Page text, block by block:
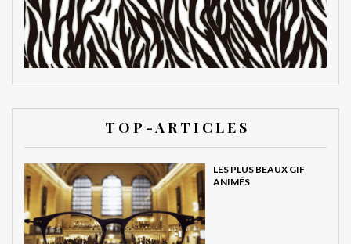
T O P - A R T I C L E S
LES PLUS BEAUX GIF
ANIMÉS